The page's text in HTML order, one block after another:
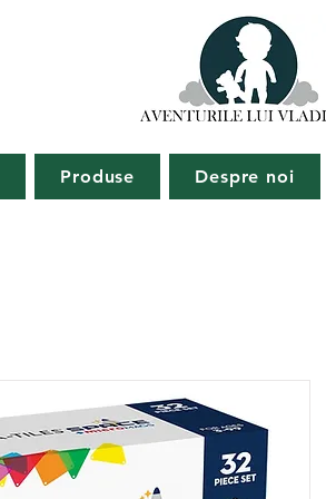
Produse Despre noi